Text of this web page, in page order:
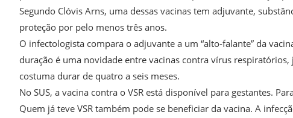
Segundo Clóvis Arns, uma dessas vacinas tem adjuvante,
proteção por pelo menos três anos.
O infectologista compara o adjuvante a um “alto-falante” da
duração é uma novidade entre vacinas contra vírus
costuma durar de quatro a seis meses.
No SUS, a vacina contra o VSR está disponível para gestantes.
Quem já teve VSR também pode se beneficiar da vacina. A